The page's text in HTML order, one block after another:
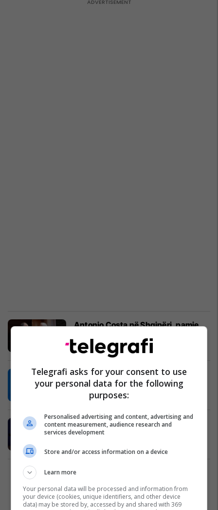
Antonio Costa në Shqipëri, pamje
Shqipëri 02/06/2026
Antonio Costa viziton Shkupin, do
takohet me kryeministrin Mickoski
Politikë 02/06/2026
Costa sot në Shqipëri, nesër në
Kosovë
Telegrafi asks for your consent to use
your personal data for the following
purposes:
Personalised advertising and content, advertising and
content measurement, audience research and
services development
Store and/or access information on a device
Learn more
Your personal data will be processed and information from
your device (cookies, unique identifiers, and other device
data) may be stored by, accessed by and shared with 369